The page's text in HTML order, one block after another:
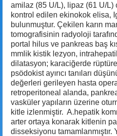
amilaz (85 U/L), lipaz (61 U/L)
kontrol edilen ekinokok elisa,
bulunmuştur. Çekilen karın
tomografisinin radyoloji
portal hilus ve pankreas baş
mmlik kistik lezyon,
dilatasyon; karaciğerde
psödokist ayırıcı tanıları
değerleri gerileyen hasta
retroperitoneal alanda,
vasküler yapıların üzerine
kitle izlenmiştir. A.hepatik
arter ortaya konarak kitlenin
disseksiyonu tamamlanmıştır.